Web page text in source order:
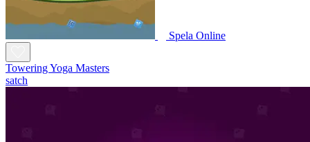
Spela Online
Towering Yoga Masters
satch